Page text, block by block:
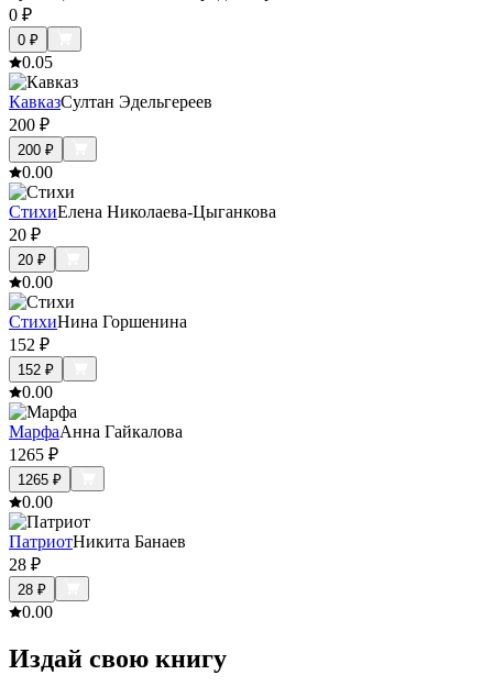
0 ₽
0 ₽
0.05
КавказСултан Эдельгереев
200 ₽
200 ₽
0.00
СтихиЕлена Николаева-Цыганкова
20 ₽
20 ₽
0.00
СтихиНина Горшенина
152 ₽
152 ₽
0.00
МарфаАнна Гайкалова
1265 ₽
1265 ₽
0.00
ПатриотНикита Банаев
28 ₽
28 ₽
0.00
Издай свою книгу